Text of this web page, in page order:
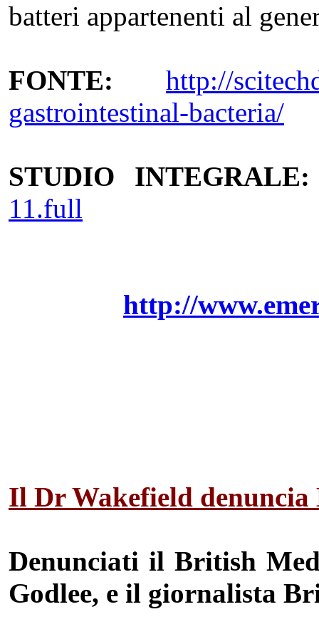
batteri appartenenti al
FONTE:
http://
gastrointestinal-bacteria/
STUDIO INTEGRALE:
11.full
http://
Il Dr Wakefield
Denunciati il British
Godlee, e il giornalista